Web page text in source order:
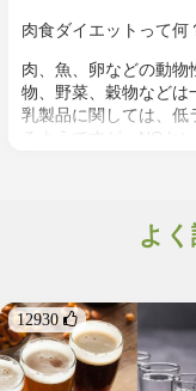
肉食ダイエットって何
肉、魚、卵などの動
物、野菜、穀物などは
乳製品に関しては、低
るようですが、NGと
つまり、摂れる食材
・その他の動物製品；
・飲料：水（場合によ
塩や胡椒などの調味料
よ
12930 